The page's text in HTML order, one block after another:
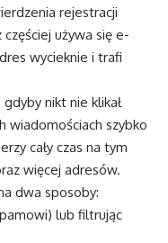
rejestracji
częściej używa się e-
wycieknie i trafi
nikt nie klikał
wiadomościach szybko
cały czas na tym
więcej adresów.
dwa sposoby:
lub filtrując